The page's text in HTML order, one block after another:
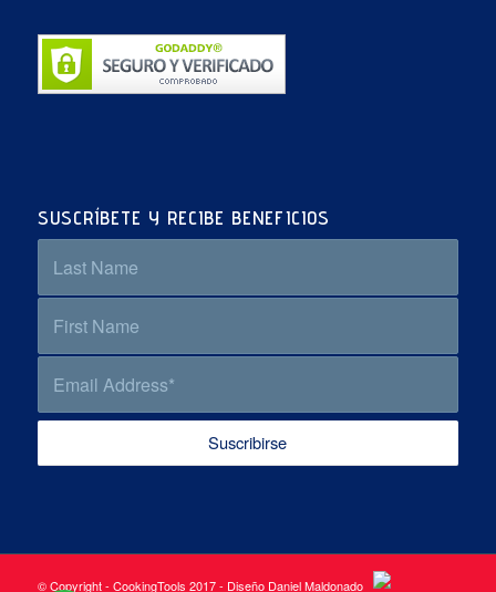
SUSCRÍBETE Y RECIBE BENEFICIOS
© Copyright - CookingTools 2017 - Diseño Daniel Maldonado